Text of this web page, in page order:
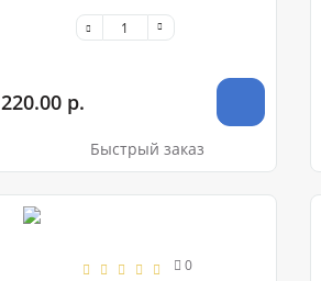
220.00 р.
Быстрый заказ
0